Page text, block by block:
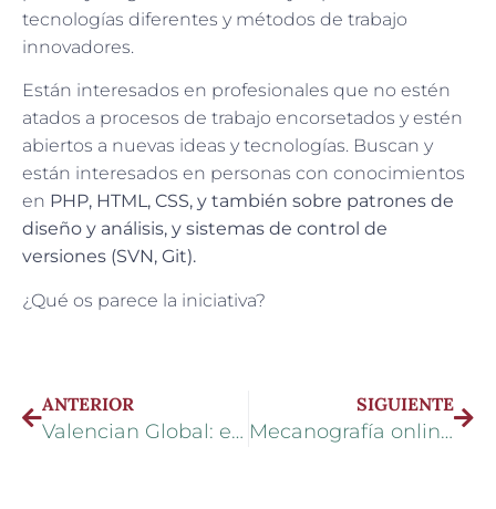
tecnologías diferentes y métodos de trabajo
innovadores.
Están interesados en profesionales que no estén
atados a procesos de trabajo encorsetados y estén
abiertos a nuevas ideas y tecnologías. Buscan y
están interesados en personas con conocimientos
en PHP, HTML, CSS, y también sobre patrones de
diseño y análisis, y sistemas de control de
versiones (SVN, Git).
¿Qué os parece la iniciativa?
ANTERIOR
Valencian Global: emprendimiento de la mano del MIT
SIGUIENTE
Mecanografía online: la mejor plataforma para aprender